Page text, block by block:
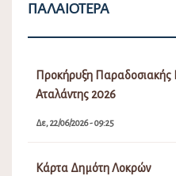
ΠΑΛΑΙΌΤΕΡΑ
Προκήρυξη
Αταλάντης 2026
Δε, 22/06/2026 - 09:25
Κάρτα Δημότη Λοκρών